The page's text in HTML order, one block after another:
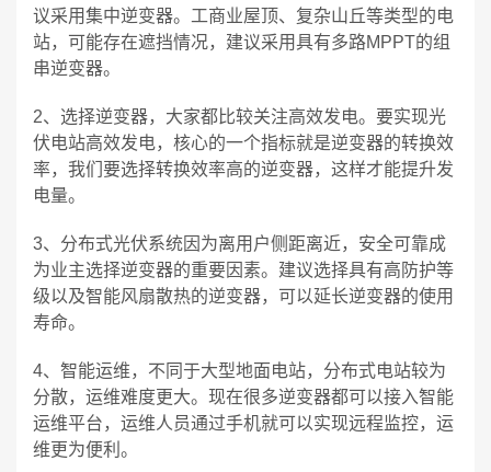
议采用集中逆变器。工商业屋顶、复杂山丘等类型的电
站，可能存在遮挡情况，建议采用具有多路MPPT的组
串逆变器。
2、选择逆变器，大家都比较关注高效发电。要实现光
伏电站高效发电，核心的一个指标就是逆变器的转换效
率，我们要选择转换效率高的逆变器，这样才能提升发
电量。
3、分布式光伏系统因为离用户侧距离近，安全可靠成
为业主选择逆变器的重要因素。建议选择具有高防护等
级以及智能风扇散热的逆变器，可以延长逆变器的使用
寿命。
4、智能运维，不同于大型地面电站，分布式电站较为
分散，运维难度更大。现在很多逆变器都可以接入智能
运维平台，运维人员通过手机就可以实现远程监控，运
维更为便利。